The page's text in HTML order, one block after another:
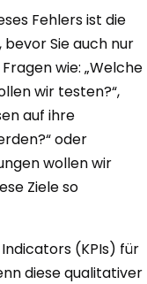
Fehlers ist die
Sie auch nur
wie: „Welche
wir testen?“,
auf ihre
oder
wollen wir
Ziele so
(KPIs) für
diese qualitativer